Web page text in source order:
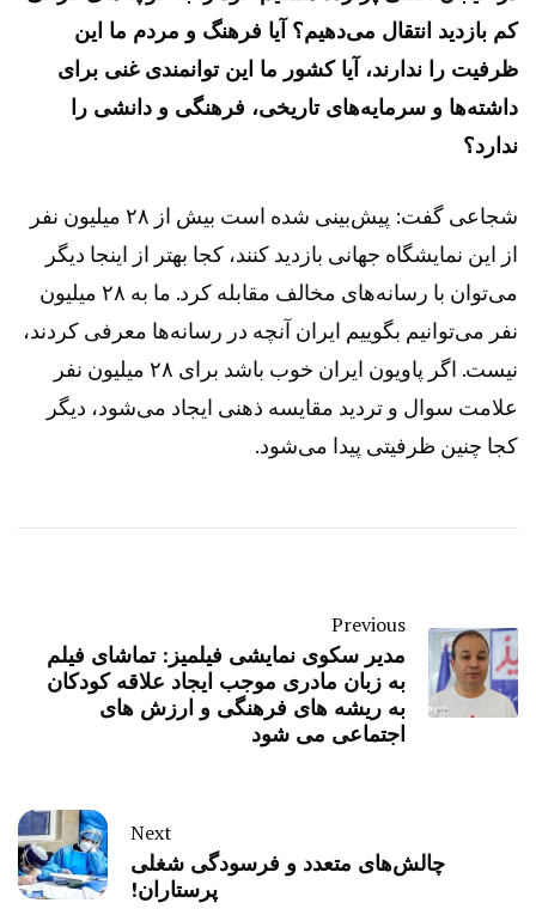
کم بازدید انتقال می‌دهیم؟ آیا فرهنگ و مردم ما این
ظرفیت را ندارند، آیا کشور ما این توانمندی غنی برای
داشته‌ها و سرمایه‌های تاریخی، فرهنگی و دانشی را
ندارد؟
شجاعی گفت: پیش‌بینی شده است بیش از ۲۸ میلیون نفر
از این نمایشگاه جهانی بازدید کنند، کجا بهتر از اینجا دیگر
می‌توان با رسانه‌های مخالف مقابله کرد. ما به ۲۸ میلیون
نفر می‌توانیم بگوییم ایران آنچه در رسانه‌ها معرفی کردند،
نیست. اگر پاویون ایران خوب باشد برای ۲۸ میلیون نفر
علامت سوال و تردید مقایسه ذهنی ایجاد می‌شود، دیگر
کجا چنین ظرفیتی پیدا می‌شود.
Previous
مدیر سکوی نمایشی فیلمیز: تماشای فیلم
به زبان مادری موجب ایجاد علاقه کودکان
به ریشه های فرهنگی و ارزش های
اجتماعی می شود
Next
چالش‌های متعدد و فرسودگی شغلی
پرستاران!